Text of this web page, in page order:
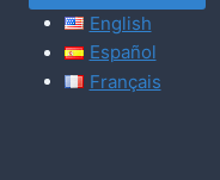
English
Español
Français